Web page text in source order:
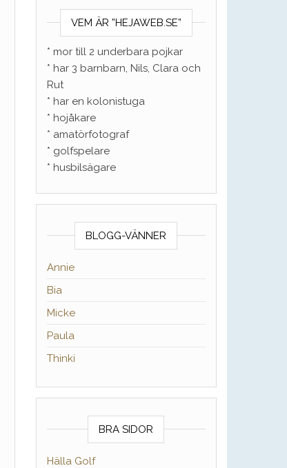
VEM ÄR ”HEJAWEB.SE”
* mor till 2 underbara pojkar
* har 3 barnbarn, Nils, Clara och
Rut
* har en kolonistuga
* hojåkare
* amatörfotograf
* golfspelare
* husbilsägare
BLOGG-VÄNNER
Annie
Bia
Micke
Paula
Thinki
BRA SIDOR
Hälla Golf